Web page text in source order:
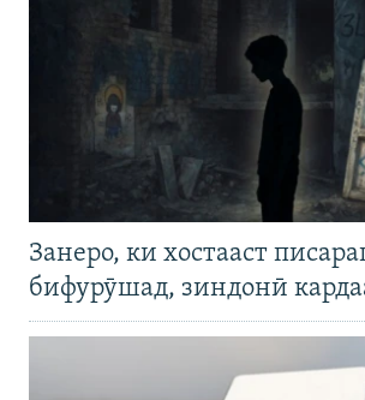
Занеро, ки хостааст
бифурӯшад, зиндонӣ